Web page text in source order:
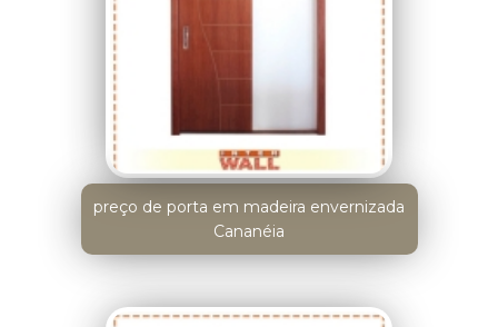
preço de porta em madeira envernizada
Cananéia